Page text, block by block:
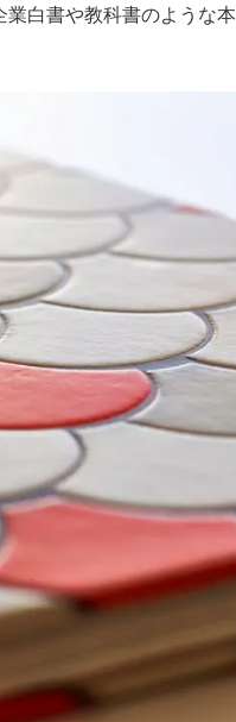
白書や教科書のような